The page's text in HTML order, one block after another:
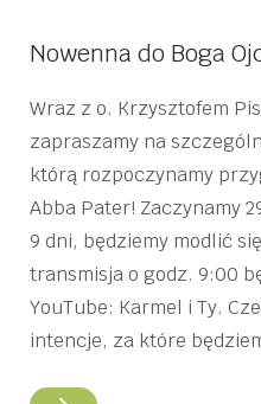
Nowenna do Boga
Wraz z o. Krzysztofem
zapraszamy na
którą rozpoczynamy
Abba Pater! Zaczynamy
9 dni, będziemy modlić
transmisja o godz. 9:00
YouTube: Karmel i Ty.
intencje, za które